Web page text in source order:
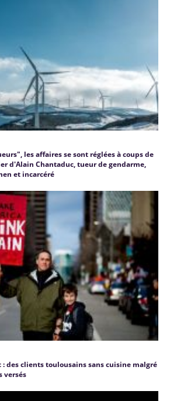
les affaires se sont réglées à coups de
d'Alain Chantaduc, tueur de gendarme,
et incarcéré
: des clients toulousains sans cuisine malgré
versés